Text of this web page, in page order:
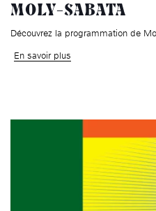
MOLY-SABATA
Découvrez la programmation de
En savoir plus